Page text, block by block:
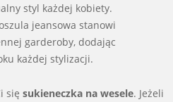
styl każdej kobiety.
jeansowa stanowi
garderoby, dodając
każdej stylizacji.
się sukieneczka na wesele. Jeżeli